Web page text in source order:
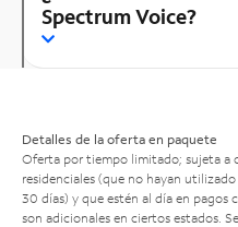
Spectrum Voice?
Detalles de la oferta en paquete
Oferta por tiempo limitado; sujeta a
residenciales (que no hayan
30 días) y que estén al día en pagos
son adicionales en ciertos estados.